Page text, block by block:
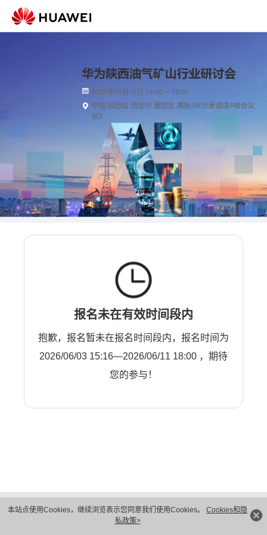
本站点使用Cookies，继续浏览表示您同意我们使用Cookies。 Cookies和隐
私政策>
报名未在有效时间段内
抱歉，报名暂未在报名时间段内，报名时间为
2026/06/03 15:16—2026/06/11 18:00 ，期待
您的参与！
隐私保护
法律声明